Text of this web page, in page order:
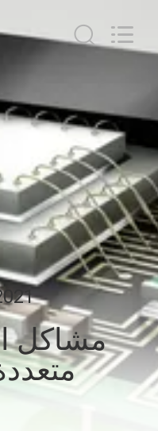
الرئيسية
منتجات
معلومات
عنا
جولة
في
المعمل
مراقبة
Co.,Ltd..
Rights
مشاكل